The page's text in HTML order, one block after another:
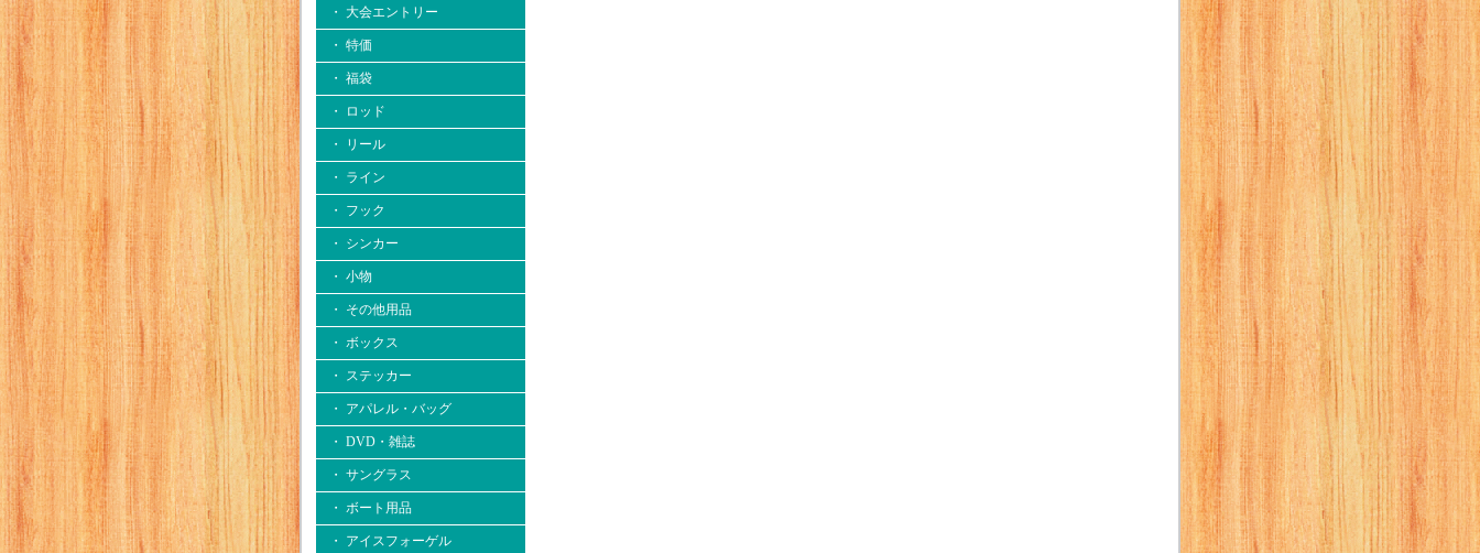
・ 大会エントリー
・ 特価
・ 福袋
・ ロッド
・ リール
・ ライン
・ フック
・ シンカー
・ 小物
・ その他用品
・ ボックス
・ ステッカー
・ アパレル・バッグ
・ DVD・雑誌
・ サングラス
・ ボート用品
・ アイスフォーゲル